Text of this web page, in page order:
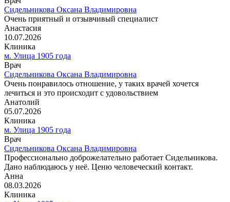
Сидельникова Оксана Владимировна
Очень приятный и отзывчивый специалист
Анастасия
10.07.2026
Клиника
м. Улица 1905 года
Врач
Сидельникова Оксана Владимировна
Очень понравилось отношение, у таких врачей хочется
лечиться и это происходит с удовольствием
Анатолий
05.07.2026
Клиника
м. Улица 1905 года
Врач
Сидельникова Оксана Владимировна
Профессионально доброжелательно работает Сидельникова.
Дано наблюдаюсь у неё. Ценю человеческий контакт.
Анна
08.03.2026
Клиника